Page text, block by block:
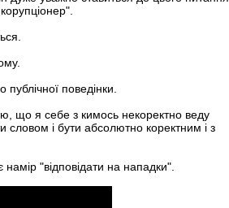
поведінки.
що я себе з кимось некоректно веду
словом і бути абсолютно коректним і з
"відповідати на нападки".